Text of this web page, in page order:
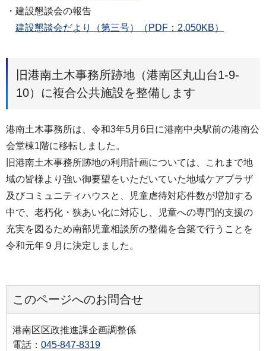
・建設懇談会の報告
建設懇談会だより（第三号）（PDF：2,050KB）
旧港南土木事務所跡地（港南区丸山台1-9-
10）に複合公共施設を整備します
港南土木事務所は、令和3年5月6日に港南中央駅前の港南公
会堂棟1階に移転しました。
旧港南土木事務所跡地の利用計画については、これまで地
域の皆様より強い御要望をいただいていた地域ケアプラザ
及びコミュニティハウスと、児童虐待対応件数が増加する
中で、老朽化・狭あい化に対応し、児童への専門的支援の
充実を図るため南部児童相談所の整備を合築で行うことを
令和元年９月に決定しました。
このページへのお問合せ
港南区区政推進課企画調整係
電話： 045-847-8319